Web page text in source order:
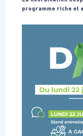
programme riche et